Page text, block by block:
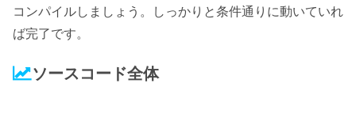
コンパイルしましょう。しっかりと条件通りに動いていれ
ば完了です。
ソースコード全体